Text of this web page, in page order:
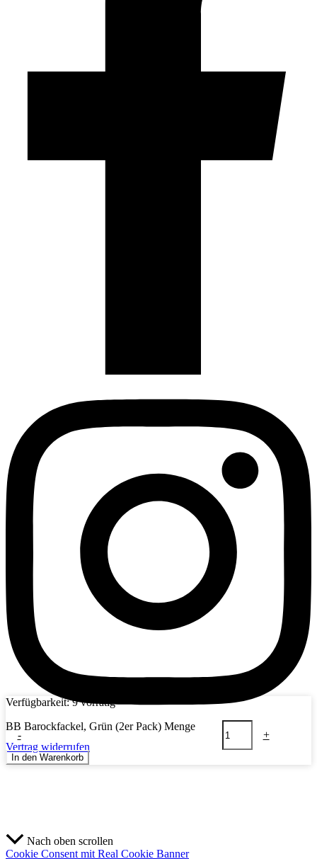
Vertrag widerrufen
Verfügbarkeit: 9 vorrätig
-
BB Barockfackel, Grün (2er Pack) Menge
+
In den Warenkorb
Nach oben scrollen
Cookie Consent mit Real Cookie Banner